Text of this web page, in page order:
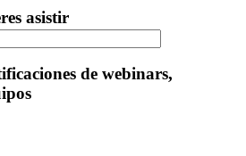
asistir
de webinars,